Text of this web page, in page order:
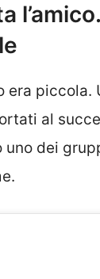
era piccola.
al
uno dei